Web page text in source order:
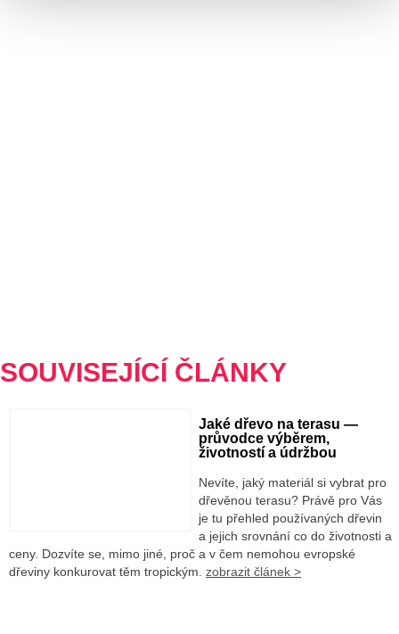
SOUVISEJÍCÍ ČLÁNKY
Jaké dřevo na terasu —
průvodce výběrem,
životností a údržbou
Nevíte, jaký materiál si vybrat pro
dřevěnou terasu? Právě pro Vás
je tu přehled používaných dřevin
a jejich srovnání co do životnosti a
ceny. Dozvíte se, mimo jiné, proč a v čem nemohou evropské
dřeviny konkurovat těm tropickým. zobrazit článek >